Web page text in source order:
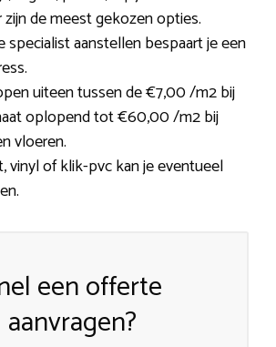
de meest gekozen opties.
specialist aanstellen bespaart je een
uiteen tussen de €7,00 /m2 bij
oplopend tot €60,00 /m2 bij
vloeren.
vinyl of klik-pvc kan je eventueel
een offerte
aanvragen?